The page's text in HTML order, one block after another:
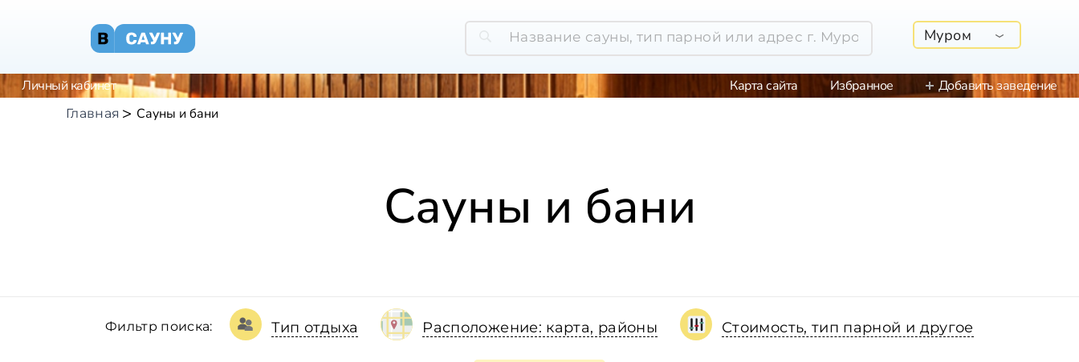
Муром
Личный кабинет Карта сайта Избранное Добавить заведение
Главная Сауны и бани
Сауны и бани
Фильтр поиска: Тип отдыха Расположение: карта, районы Стоимость, тип парной и другое